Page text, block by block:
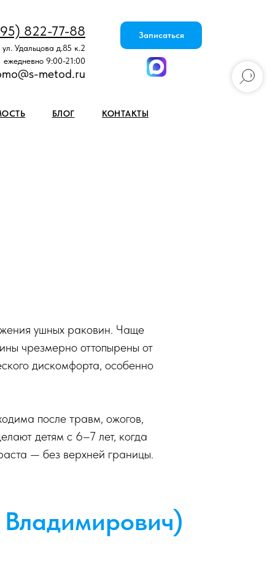
КОНТАКТЫ
БЛОГ
822-77-88
Записаться
Удальцова д.85 к.2
ежедневно 9:00-21:00
metod.ru
ушных раковин. Чаще
чрезмерно оттопырены от
дискомфорта, особенно
после травм, ожогов,
детям с 6–7 лет, когда
— без верхней границы.